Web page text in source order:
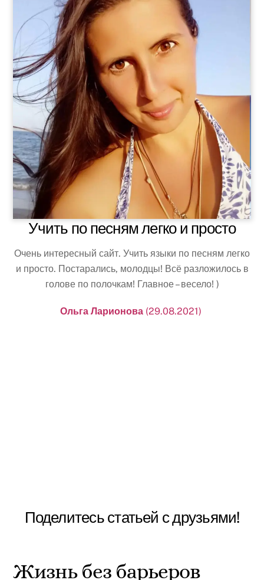
Учить по песням легко и просто
Очень интересный сайт. Учить языки по песням легко
и просто. Постарались, молодцы! Всё разложилось в
голове по полочкам! Главное – весело! )
Ольга Ларионова (29.08.2021)
Поделитесь статьей с друзьями!
Жизнь без барьеров